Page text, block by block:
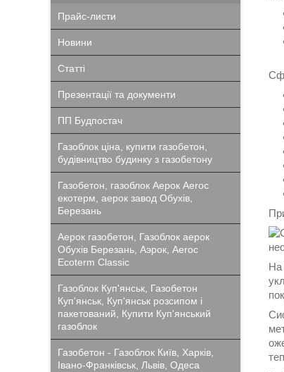
На
Прайс-листи
Новини
Статті
Презентації та документи
ПП Будпостач
Газоблок ціна, купити газобетон,
будівництво будинку з газобетону
Газобетон, газоблок Аерок Aeroc
екотерм, аерок завод Обухів,
Березань
Аерок газобетон, Газоблок аерок
Обухів Березань, Аэрок, Aeroc
Ecoterm Classic
Газоблок Куп'янськ, Газобетон
Куп'янськ, Куп'янськ розсипом і
пакетований, Купити Куп'янський
газоблок
Газобетон - Газоблок Київ, Харків,
Івано-Франківськ, Львів, Одеса